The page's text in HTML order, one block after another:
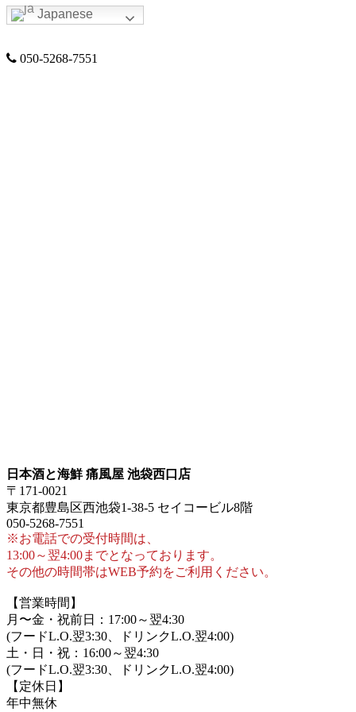
Japanese
050-5268-7551
日本酒と海鮮 痛風屋 池袋西口店
〒171-0021
東京都豊島区西池袋1-38-5 セイコービル8階
050-5268-7551
※お電話での受付時間は、
13:00～翌4:00までとなっております。
その他の時間帯はWEB予約をご利用ください。
【営業時間】
月〜金・祝前日：17:00～翌4:30
(フードL.O.翌3:30、ドリンクL.O.翌4:00)
土・日・祝：16:00～翌4:30
(フードL.O.翌3:30、ドリンクL.O.翌4:00)
【定休日】
年中無休